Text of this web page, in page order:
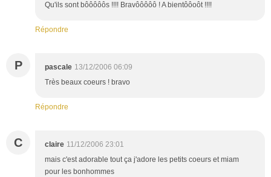
Qu'ils sont bôôôôôs !!!! Bravôôôôô ! A bientôôoôt !!!!
Répondre
P pascale 13/12/2006 06:09
Très beaux coeurs ! bravo
Répondre
C claire 11/12/2006 23:01
mais c'est adorable tout ça j'adore les petits coeurs et miam
pour les bonhommes